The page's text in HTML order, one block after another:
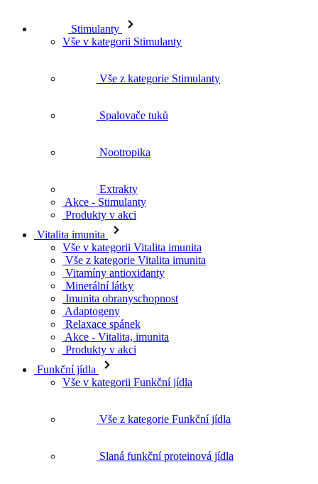
Stimulanty
Vše v kategorii Stimulanty
Vše z kategorie Stimulanty
Spalovače tuků
Nootropika
Extrakty
Akce - Stimulanty
Produkty v akci
Vitalita imunita
Vše v kategorii Vitalita imunita
Vše z kategorie Vitalita imunita
Vitamíny antioxidanty
Minerální látky
Imunita obranyschopnost
Adaptogeny
Relaxace spánek
Akce - Vitalita, imunita
Produkty v akci
Funkční jídla
Vše v kategorii Funkční jídla